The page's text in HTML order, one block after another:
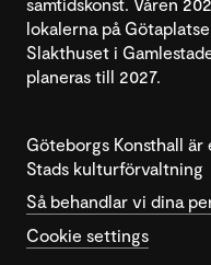
lokalerna på
Slakthuset i
planeras till 2027.
Göteborgs Konsthall
Stads kulturförvaltning
Så behandlar vi dina
Cookie settings